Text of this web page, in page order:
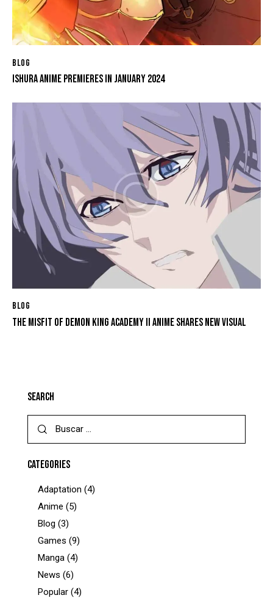
BLOG
ISHURA ANIME PREMIERES IN JANUARY 2024
BLOG
THE MISFIT OF DEMON KING ACADEMY II ANIME SHARES NEW VISUAL
SEARCH
CATEGORIES
Adaptation (4)
Anime (5)
Blog (3)
Games (9)
Manga (4)
News (6)
Popular (4)